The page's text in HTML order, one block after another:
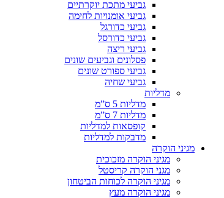
גביעי מתכת יוקרתיים
גביעי אומנויות לחימה
גביעי כדורגל
גביעי כדורסל
גביעי ריצה
פסלונים וגביעים שונים
גביעי ספורט שונים
גביעי שחיה
מדליות
מדליות 5 ס”מ
מדליות 7 ס”מ
קופסאות למדליות
מדבקות למדליות
מגיני הוקרה
מגיני הוקרה מזכוכית
מגני הוקרה קריסטל
מגיני הוקרה לכוחות הביטחון
מגיני הוקרה מעץ